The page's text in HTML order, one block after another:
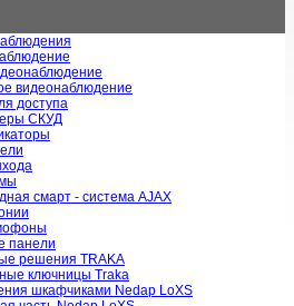
видеонаблюдение
доступа
СКУД
смарт - система AJAX
панели
решения TRAKA
ключницы Traka
шкафчиками Nedap LoXS